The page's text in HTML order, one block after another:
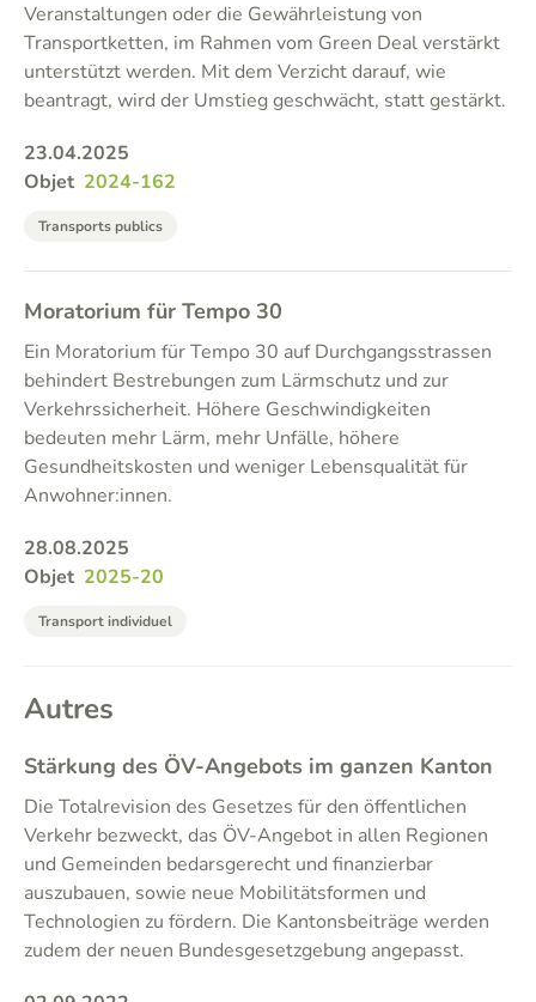
Veranstaltungen oder die Gewährleistung von
Transportketten, im Rahmen vom Green Deal verstärkt
unterstützt werden. Mit dem Verzicht darauf, wie
beantragt, wird der Umstieg geschwächt, statt gestärkt.
23.04.2025
Objet 2024-162
Transports publics
Moratorium für Tempo 30
Ein Moratorium für Tempo 30 auf Durchgangsstrassen
behindert Bestrebungen zum Lärmschutz und zur
Verkehrssicherheit. Höhere Geschwindigkeiten
bedeuten mehr Lärm, mehr Unfälle, höhere
Gesundheitskosten und weniger Lebensqualität für
Anwohner:innen.
28.08.2025
Objet 2025-20
Transport individuel
Autres
Stärkung des ÖV-Angebots im ganzen Kanton
Die Totalrevision des Gesetzes für den öffentlichen
Verkehr bezweckt, das ÖV-Angebot in allen Regionen
und Gemeinden bedarsgerecht und finanzierbar
auszubauen, sowie neue Mobilitätsformen und
Technologien zu fördern. Die Kantonsbeiträge werden
zudem der neuen Bundesgesetzgebung angepasst.